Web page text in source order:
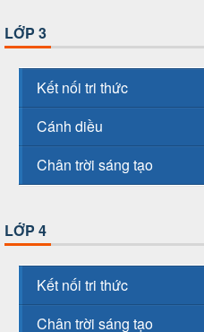
LỚP 3
Kết nối tri thức
Cánh diều
Chân trời sáng tạo
LỚP 4
Kết nối tri thức
Chân trời sáng tạo